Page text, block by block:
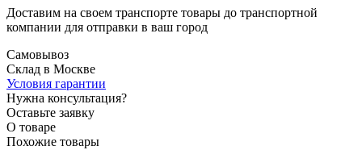
Доставим на своем транспорте товары до транспортной
компании для отправки в ваш город
Самовывоз
Склад в Москве
Условия гарантии
Нужна консультация?
Оставьте заявку
О товаре
Похожие товары